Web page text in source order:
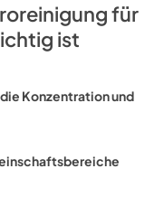
für
ist
Konzentration und